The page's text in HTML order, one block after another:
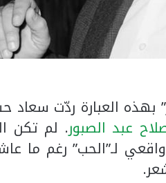
العبارة ردّت سعاد
عبد الصبور. لم تكن
لـ”الحب” رغم ما